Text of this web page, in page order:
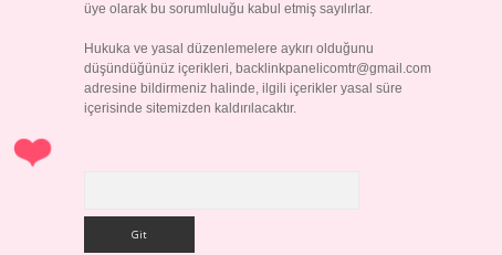
üye olarak bu sorumluluğu kabul etmiş sayılırlar.
Hukuka ve yasal düzenlemelere aykırı olduğunu
düşündüğünüz içerikleri, backlinkpanelicomtr@gmail.com
adresine bildirmeniz halinde, ilgili içerikler yasal süre
içerisinde sitemizden kaldırılacaktır.